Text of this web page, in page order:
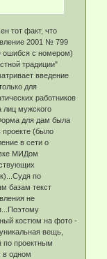
тот факт, что
2001 № 799
ошибся с номером)
традиции"
введение
для
работников
лиц мужского
для дам была
проекте (было
в сети о
МИДом
по
базам текст
не
костюм на фото -
вещь,
по проектным
в одном